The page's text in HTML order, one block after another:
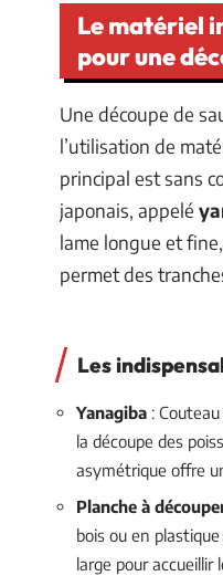
Le matériel
pour une
Une découpe de
l’utilisation de
principal est sans
japonais, appelé
lame longue et
permet des
Les
Yanagiba :
la découpe des
asymétrique offre
Planche à
bois ou en
large pour accueillir